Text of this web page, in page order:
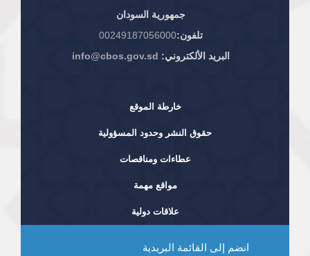
جمهورية السودان
تلفون:00249187056000
البريد الألكتروني: info@cbos.gov.sd
خارطة الموقع
حقوق النشر وحدود المسؤولية
عطاءات ومناقصات
مواقع مهمة
علاقات دولية
انضم إلى القائمة البريدية